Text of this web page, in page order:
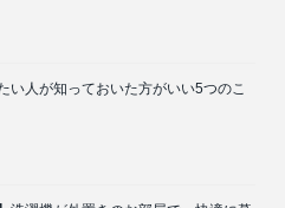
い人が知っておいた方がいい5つのこ